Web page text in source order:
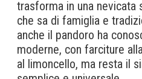
trasforma in una nevicata
che sa di famiglia e
anche il pandoro ha
moderne, con farciture
al limoncello, ma resta il